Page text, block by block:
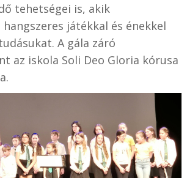
tehetségei is, akik
játékkal és énekkel
A gála záró
az iskola Soli Deo Gloria kórusa